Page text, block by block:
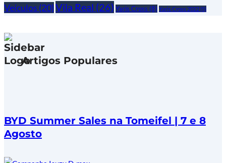
Veículos (20)Vila Real (26) Yaris Cross (8) Yaris Cross 2022(5)
Artigos Populares
BYD Summer Sales na Tomeifel | 7 e 8
Agosto